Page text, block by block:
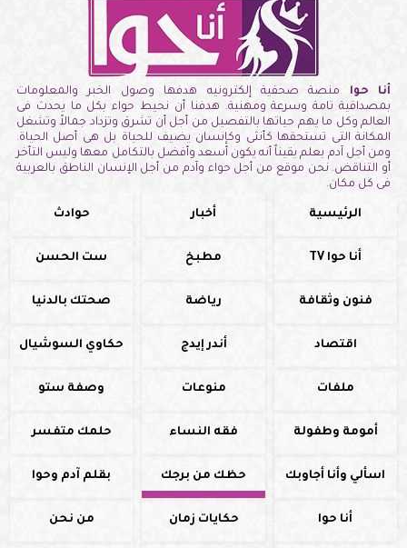
أنا حوا منصة صحفية إلكترونيه هدفها وصول الخبر والمعلومات
بمصداقية تامة وسرعة ومهنية. هدفنا أن نحيط حواء بكل ما يحدث فى
العالم وكل ما يهم حياتها بالتفصيل من أجل أن تشرق وتزداد جمالاً وتشغل
المكانة التى تستحقها كأنثى وكإنسان يضيف للحياة بل هى أصل الحياة.
ومن أجل آدم يعلم يقيناً أنه يكون أسعد وأفضل بالتكامل معها وليس التأخر
أو التناقض. نحن موقع من أجل حواء وآدم من أجل الإنسان الناطق بالعربية
فى كل مكان.
الرئيسية أخبار حوادث
أنا حوا TV مطبخ ست الحسن
فنون وثقافة رياضة صحتك بالدنيا
اقتصاد أندر إيدج حكاوي السوشيال
ملفات منوعات وصفة ستو
أمومة وطفولة فقه النساء حلمك متفسر
اسألي وأنا أجاوبك حظك من برجك بقلم آدم وحوا
أنا حوا حكايات زمان من نحن